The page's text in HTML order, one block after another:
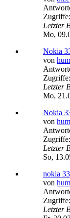
Zugriffe:
Letzter
Mo,
Nokia
von
Zugriffe:
Letzter
Mo,
Nokia
von
Zugriffe:
Letzter
So,
nokia
von
Zugriffe:
Letzter